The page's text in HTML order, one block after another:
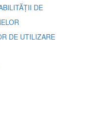
DE
DE UTILIZARE